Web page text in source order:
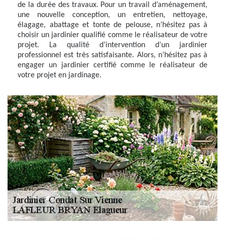
de la durée des travaux. Pour un travail d’aménagement,
une nouvelle conception, un entretien, nettoyage,
élagage, abattage et tonte de pelouse, n’hésitez pas à
choisir un jardinier qualifié comme le réalisateur de votre
projet. La qualité d’intervention d’un jardinier
professionnel est très satisfaisante. Alors, n’hésitez pas à
engager un jardinier certifié comme le réalisateur de
votre projet en jardinage.